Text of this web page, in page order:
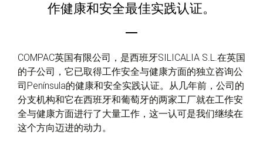
作健康和安全最佳实践认证。
COMPAC英国有限公司，是西班牙SILICALIA S.L.在英国
的子公司，它已取得工作安全与健康方面的独立咨询公
司Península的健康和安全实践认证。从几年前，公司的
分支机构和它在西班牙和葡萄牙的两家工厂就在工作安
全与健康方面进行了大量工作，这一认可是我们继续在
这个方向迈进的动力。